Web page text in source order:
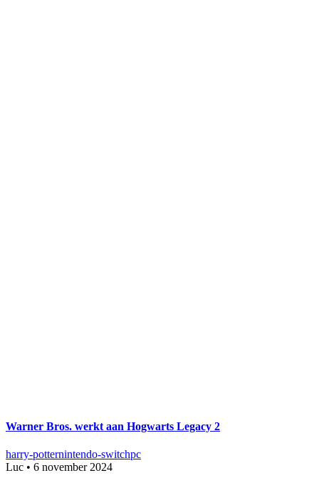
Warner Bros. werkt aan Hogwarts Legacy 2
harry-potternintendo-switchpc
Luc • 6 november 2024